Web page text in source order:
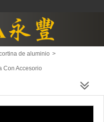
de aluminio >
Con Accesorio